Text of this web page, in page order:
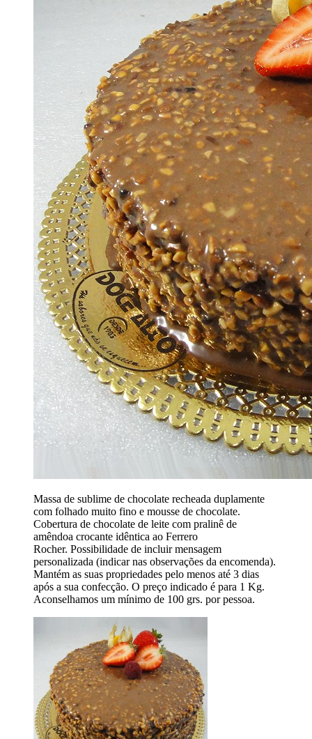
Massa de sublime de chocolate recheada duplamente
com folhado muito fino e mousse de chocolate.
Cobertura de chocolate de leite com pralinê de
amêndoa crocante idêntica ao Ferrero
Rocher. Possibilidade de incluir mensagem
personalizada (indicar nas observações da encomenda).
Mantém as suas propriedades pelo menos até 3 dias
após a sua confecção. O preço indicado é para 1 Kg.
Aconselhamos um mínimo de 100 grs. por pessoa.